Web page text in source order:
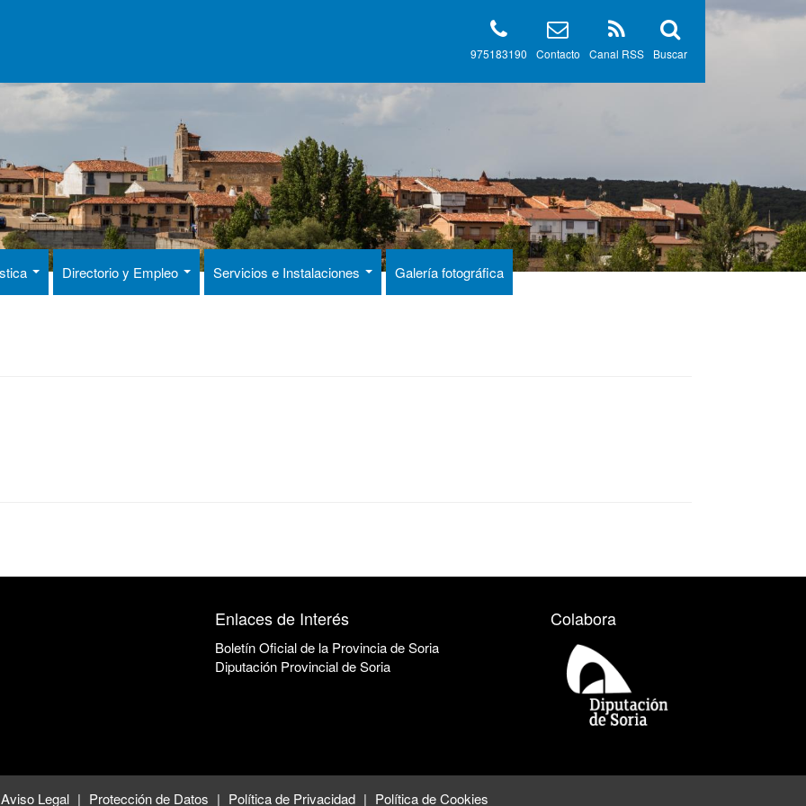
Buscar
Canal RSS
Contacto
975183190
Directorio y Empleo Servicios e Instalaciones Galería fotográfica
Enlaces de Interés
Boletín Oficial de la Provincia de Soria
Diputación Provincial de Soria
Colabora
Aviso Legal Protección de Datos Política de Privacidad Política de Cookies